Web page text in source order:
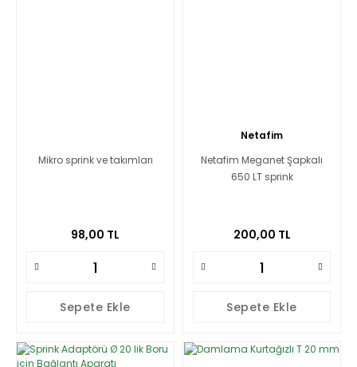
Mikro sprink ve takımları
98,00 TL
Sepete Ekle
Netafim
Netafim Meganet Şapkalı
650 LT sprink
200,00 TL
Sepete Ekle